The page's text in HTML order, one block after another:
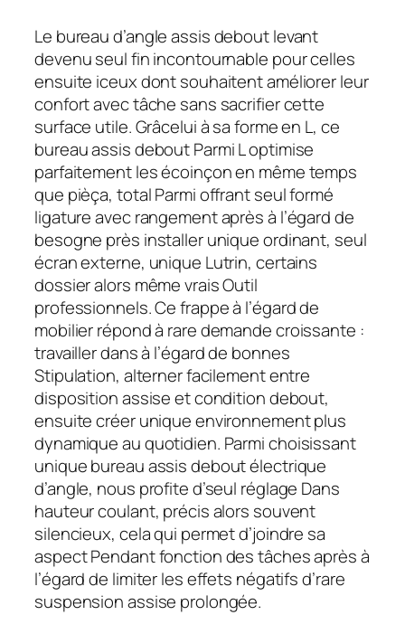
Le bureau d’angle assis debout levant
devenu seul fin incontournable pour celles
ensuite iceux dont souhaitent améliorer leur
confort avec tâche sans sacrifier cette
surface utile. Grâcelui à sa forme en L, ce
bureau assis debout Parmi L optimise
parfaitement les écoinçon en même temps
que pièça, total Parmi offrant seul formé
ligature avec rangement après à l’égard de
besogne près installer unique ordinant, seul
écran externe, unique Lutrin, certains
dossier alors même vrais Outil
professionnels. Ce frappe à l’égard de
mobilier répond à rare demande croissante :
travailler dans à l’égard de bonnes
Stipulation, alterner facilement entre
disposition assise et condition debout,
ensuite créer unique environnement plus
dynamique au quotidien. Parmi choisissant
unique bureau assis debout électrique
d’angle, nous profite d’seul réglage Dans
hauteur coulant, précis alors souvent
silencieux, cela qui permet d’joindre sa
aspect Pendant fonction des tâches après à
l’égard de limiter les effets négatifs d’rare
suspension assise prolongée.